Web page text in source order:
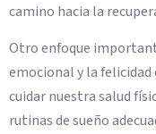
camino hacia la
Otro enfoque
emocional y la
cuidar nuestra salud
rutinas de sueño